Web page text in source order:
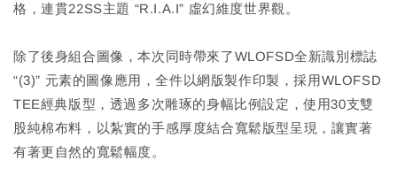
格，連貫22SS主題 “R.I.A.I” 虛幻維度世界觀。
除了後身組合圖像，本次同時帶來了WLOFSD全新識別標誌
“(3)” 元素的圖像應用，全件以網版製作印製，採用WLOFSD
TEE經典版型，透過多次雕琢的身幅比例設定，使用30支雙
股純棉布料，以紮實的手感厚度結合寬鬆版型呈現，讓實著
有著更自然的寬鬆幅度。